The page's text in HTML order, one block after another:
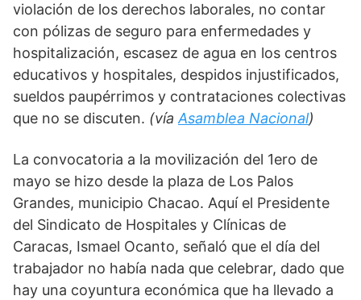
violación de los derechos laborales, no contar
con pólizas de seguro para enfermedades y
hospitalización, escasez de agua en los centros
educativos y hospitales, despidos injustificados,
sueldos paupérrimos y contrataciones colectivas
que no se discuten. (vía Asamblea Nacional)
La convocatoria a la movilización del 1ero de
mayo se hizo desde la plaza de Los Palos
Grandes, municipio Chacao. Aquí el Presidente
del Sindicato de Hospitales y Clínicas de
Caracas, Ismael Ocanto, señaló que el día del
trabajador no había nada que celebrar, dado que
hay una coyuntura económica que ha llevado a